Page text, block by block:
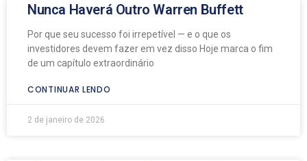
Nunca Haverá Outro Warren Buffett
Por que seu sucesso foi irrepetível — e o que os
investidores devem fazer em vez disso Hoje marca o fim
de um capítulo extraordinário
CONTINUAR LENDO
2 de janeiro de 2026